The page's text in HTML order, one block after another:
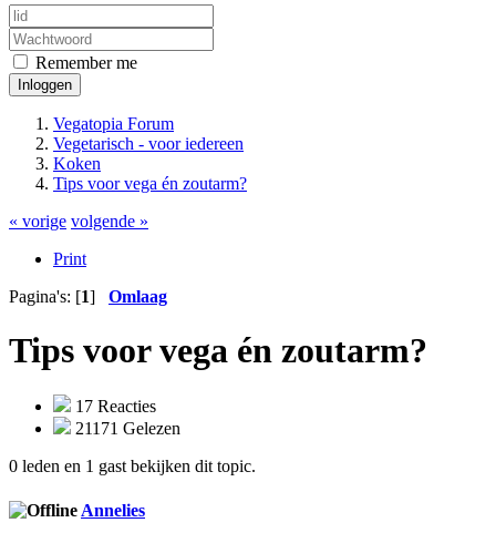
Remember me
Inloggen
Vegatopia Forum
Vegetarisch - voor iedereen
Koken
Tips voor vega én zoutarm?
« vorige volgende »
Print
Pagina's: [1] Omlaag
Tips voor vega én zoutarm?
17 Reacties
21171 Gelezen
0 leden en 1 gast bekijken dit topic.
Annelies